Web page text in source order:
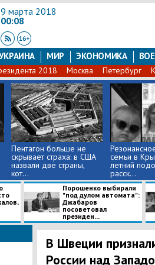
9 марта 2018
00:08
МИР ЭКОНОМИКА
2018 Москва Петербург
Пентагон больше не
скрывает страха: в США
назвали две страны,
кот...
семьи в
летний
расск...
Порошенко выбирали
"под дулом автомата":
Джабаров
посоветовал
президен...
В Швеции
России над